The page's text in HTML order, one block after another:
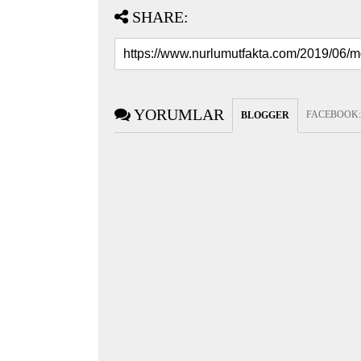
SHARE:
YORUMLAR BLOGGER FACEBOOK: